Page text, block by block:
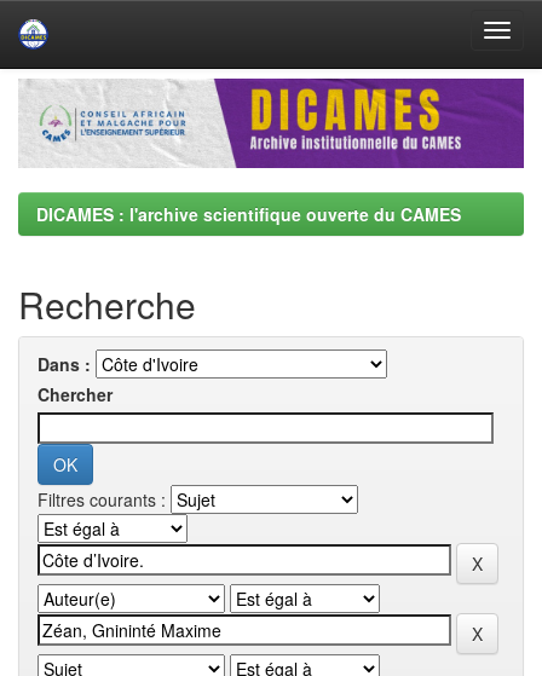
Skip
navigation
DICAMES : l'archive scientifique ouverte du CAMES
Recherche
Dans :
Chercher
Filtres courants :